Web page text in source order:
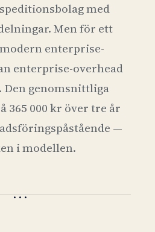
med
Men för ett
enterprise-
enterprise-overhead
Den genomsnittliga
365 000 kr över tre år
—
i modellen.